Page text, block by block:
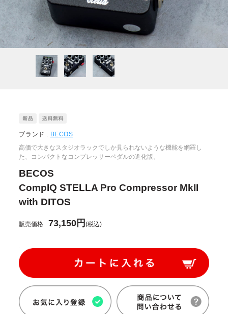
ブランド : BECOS
高価で大きなスタジオラックでしか見られないような機能を網羅し
た、コンパクトなコンプレッサーペダルの進化版。
BECOS
CompIQ STELLA Pro Compressor MkII
with DITOS
販売価格 73,150円(税込)